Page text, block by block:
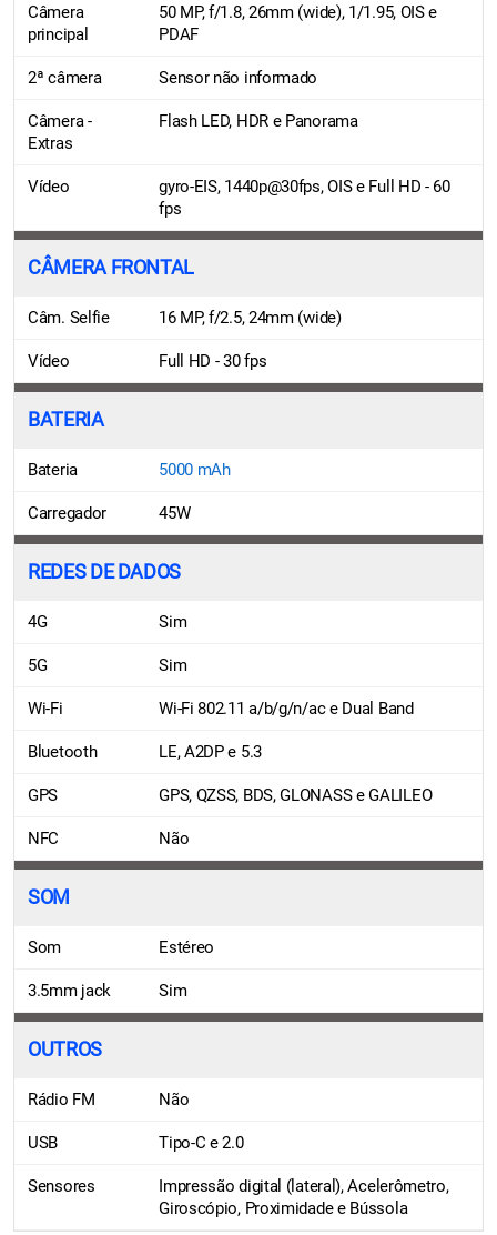
Câmera
principal
50 MP, f/1.8, 26mm (wide), 1/1.95, OIS e
PDAF
2ª câmera Sensor não informado
Câmera -
Extras
Flash LED, HDR e Panorama
Vídeo
gyro-EIS, 1440p@30fps, OIS e Full HD - 60
fps
CÂMERA FRONTAL
Câm. Selfie 16 MP, f/2.5, 24mm (wide)
Vídeo Full HD - 30 fps
BATERIA
Bateria 5000 mAh
Carregador 45W
REDES DE DADOS
4G Sim
5G Sim
Wi-Fi Wi-Fi 802.11 a/b/g/n/ac e Dual Band
Bluetooth LE, A2DP e 5.3
GPS GPS, QZSS, BDS, GLONASS e GALILEO
NFC Não
SOM
Som Estéreo
3.5mm jack Sim
OUTROS
Rádio FM Não
USB Tipo-C e 2.0
Sensores
Impressão digital (lateral), Acelerômetro,
Giroscópio, Proximidade e Bússola